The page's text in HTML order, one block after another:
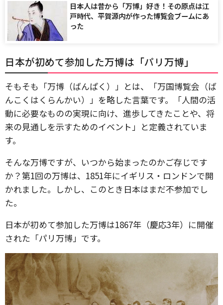
日本人は昔から「万博」好き！その原点は江
戸時代、平賀源内が作った博覧会ブームにあ
った
日本が初めて参加した万博は「パリ万博」
そもそも「万博（ばんぱく）」とは、「万国博覧会（ば
んこくはくらんかい）」を略した言葉です。「人間の活
動に必要なものの実現に向け、進歩してきたことや、将
来の見通しを示すためのイベント」と定義されていま
す。
そんな万博ですが、いつから始まったのかご存じです
か？第1回の万博は、1851年にイギリス・ロンドンで開
かれました。しかし、このとき日本はまだ不参加でし
た。
日本が初めて参加した万博は1867年（慶応3年）に開催
された「パリ万博」です。